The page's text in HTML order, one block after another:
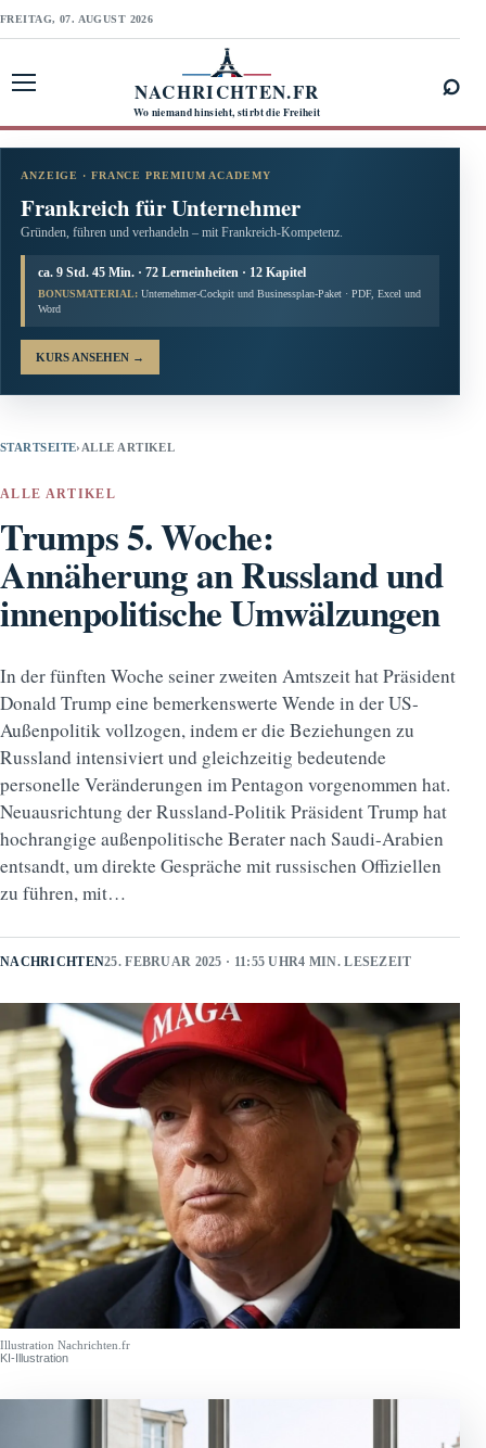
FREITAG, 07. AUGUST 2026
NACHRICHTEN.FR
Wo niemand hinsieht, stirbt die Freiheit
⌕
ANZEIGE · FRANCE PREMIUM ACADEMY
Frankreich für Unternehmer
Gründen, führen und verhandeln – mit Frankreich-Kompetenz.
ca. 9 Std. 45 Min. · 72 Lerneinheiten · 12 Kapitel
BONUSMATERIAL: Unternehmer-Cockpit und Businessplan-Paket · PDF, Excel und
Word
KURS ANSEHEN →
STARTSEITE› ALLE ARTIKEL
ALLE ARTIKEL
Trumps 5. Woche:
Annäherung an Russland und
innenpolitische Umwälzungen
In der fünften Woche seiner zweiten Amtszeit hat Präsident
Donald Trump eine bemerkenswerte Wende in der US-
Außenpolitik vollzogen, indem er die Beziehungen zu
Russland intensiviert und gleichzeitig bedeutende
personelle Veränderungen im Pentagon vorgenommen hat.
Neuausrichtung der Russland-Politik Präsident Trump hat
hochrangige außenpolitische Berater nach Saudi-Arabien
entsandt, um direkte Gespräche mit russischen Offiziellen
zu führen, mit…
NACHRICHTEN25. FEBRUAR 2025 · 11:55 UHR4 MIN. LESEZEIT
Illustration Nachrichten.fr
KI-Illustration